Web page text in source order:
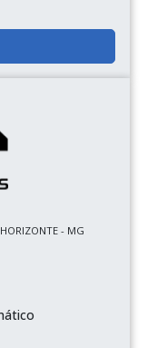
- MG